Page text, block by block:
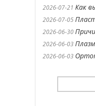
2026-07-21 Как
2026-07-05
2026-06-30
2026-06-03
2026-06-03